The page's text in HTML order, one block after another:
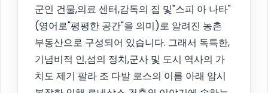
군인 건물,의료 센터,감독의 집 및"스피 아 나타"
(영어로"평평한 공간"을 의미)로 알려진 농촌
부동산으로 구성되어 있습니다. 그래서 독특한,
기념비적 인,섬의 정치,군사 및 도시 역사의 가
치도 제기 팔라 조 다발 로스의 이름 아래 암시